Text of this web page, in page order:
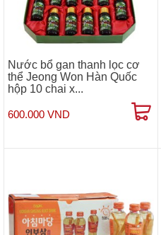
Nước bổ gan thanh lọc cơ
thể Jeong Won Hàn Quốc
hộp 10 chai x...
600.000 VND